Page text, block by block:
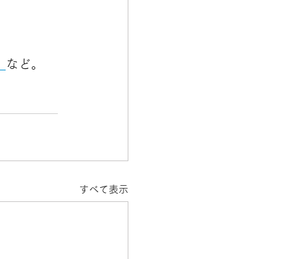
など。
すべて表示